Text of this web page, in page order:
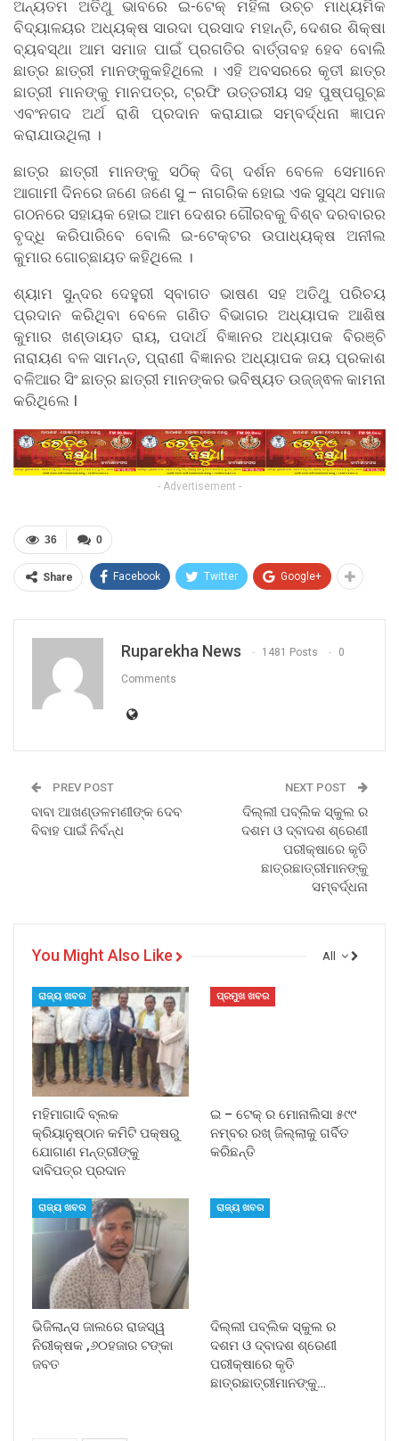
ଅନ୍ୟତମ ଅତିଥୁ ଭାବରେ ଇ-ଟେକ୍ ମହିଳା ଉଚ୍ଚ ମାଧ୍ୟମିକ
ବିଦ୍ୟାଳୟର ଅଧ୍ୟକ୍ଷ ସାରଦା ପ୍ରସାଦ ମହାନ୍ତି, ଦେଶର ଶିକ୍ଷା
ବ୍ୟବସ୍ଥା ଆମ ସମାଜ ପାଇଁ ପ୍ରଗତିର ବାର୍ତ୍ତାବହ ହେବ ବୋଲି
ଛାତ୍ର ଛାତ୍ରୀ ମାନଙ୍କୁକହିଥିଲେ । ଏହି ଅବସରରେ କୃତୀ ଛାତ୍ର
ଛାତ୍ରୀ ମାନଙ୍କୁ ମାନପତ୍ର, ଟ୍ରଫି ଉତ୍ତରୀୟ ସହ ପୁଷ୍ପଗୁଚ୍ଛ
ଏବଂନଗଦ ଅର୍ଥ ରାଶି ପ୍ରଦାନ କରାଯାଇ ସମ୍ବର୍ଦ୍ଧନା ଜ୍ଞାପନ
କରାଯାଉଥିଲା ।
ଛାତ୍ର ଛାତ୍ରୀ ମାନଙ୍କୁ ସଠିକ୍ ଦିଗ୍ ଦର୍ଶନ ବେଳେ ସେମାନେ
ଆଗାମୀ ଦିନରେ ଜଣେ ଜଣେ ସୁ – ନାଗରିକ ହୋଇ ଏକ ସୁସ୍ଥ ସମାଜ
ଗଠନରେ ସହାୟକ ହୋଇ ଆମ ଦେଶର ଗୌରବକୁ ବିଶ୍ବ ଦରବାରର
ବୃଦ୍ଧି କରିପାରିବେ ବୋଲି ଇ-ଟେକ୍ଟର ଉପାଧ୍ୟକ୍ଷ ଅନୀଲ
କୁମାର ଗୋଚ୍ଛାୟତ କହିଥିଲେ ।
ଶ୍ୟାମ ସୁନ୍ଦର ଦେହୁରୀ ସ୍ବାଗତ ଭାଷଣ ସହ ଅତିଥୁ ପରିଚୟ
ପ୍ରଦାନ କରିଥିବା ବେଳେ ଗଣିତ ବିଭାଗର ଅଧ୍ୟାପକ ଆଶିଷ
କୁମାର ଖଣ୍ଡାୟତ ରାୟ, ପଦାର୍ଥ ବିଜ୍ଞାନର ଅଧ୍ୟାପକ ବିରଞ୍ଚି
ନାରାୟଣ ବଳ ସାମନ୍ତ, ପ୍ରାଣୀ ବିଜ୍ଞାନର ଅଧ୍ୟାପକ ଜୟ ପ୍ରକାଶ
ବଳିଆର ସିଂ ଛାତ୍ର ଛାତ୍ରୀ ମାନଙ୍କର ଭବିଷ୍ୟତ ଉଜ୍ଜ୍ଵଳ କାମନା
କରିଥିଲେ I
- Advertisement -
0
36
Share Facebook Twitter Google+
Ruparekha News 1481 Posts 0
Comments
PREV POST
ବାବା ଆଖଣ୍ଡଳମଣୀଙ୍କ ଦେବ
ବିବାହ ପାଇଁ ନିର୍ବନ୍ଧ
NEXT POST
ଦିଲ୍ଲୀ ପବ୍ଲିକ ସ୍କୁଲ ର
ଦଶମ ଓ ଦ୍ବାଦଶ ଶ୍ରେଣୀ
ପରୀକ୍ଷାରେ କୃତି
ଛାତ୍ରଛାତ୍ରୀମାନଙ୍କୁ
ସମ୍ବର୍ଦ୍ଧନା
All
You Might Also Like
ରାଜ୍ୟ ଖବର
ମହିମାଗାଦି ବ୍ଲକ
କ୍ରିୟାନୁଷ୍ଠାନ କମିଟି ପକ୍ଷରୁ
ଯୋଗାଣ ମନ୍ତ୍ରୀଙ୍କୁ
ଦାବିପତ୍ର ପ୍ରଦାନ
ପ୍ରମୁଖ ଖବର
ଇ – ଟେକ୍ ର ମୋନାଲିସା ୫୯୯
ନମ୍ବର ରଖ୍ ଜିଲ୍ଲାକୁ ଗର୍ବିତ
କରିଛନ୍ତି
ରାଜ୍ୟ ଖବର
ଭିଜିଲାନ୍ସ ଜାଲରେ ରାଜସ୍ୱ
ନିରୀକ୍ଷକ ,୬୦ହଜାର ଟଙ୍କା
ଜବତ
ରାଜ୍ୟ ଖବର
ଦିଲ୍ଲୀ ପବ୍ଲିକ ସ୍କୁଲ ର
ଦଶମ ଓ ଦ୍ବାଦଶ ଶ୍ରେଣୀ
ପରୀକ୍ଷାରେ କୃତି
ଛାତ୍ରଛାତ୍ରୀମାନଙ୍କୁ…